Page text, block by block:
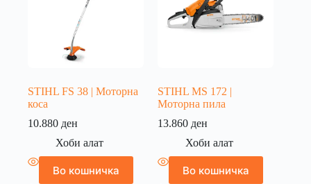
STIHL FS 38 | Моторна
коса
10.880 ден
Хоби алат
Во кошничка
STIHL MS 172 |
Моторна пила
13.860 ден
Хоби алат
Во кошничка